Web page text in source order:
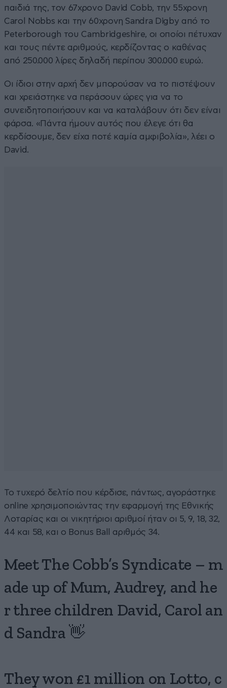
παιδιά της, τον 67χρονο David Cobb, την 55χρονη
Carol Nobbs και την 60χρονη Sandra Digby από το
Peterborough του Cambridgeshire, οι οποίοι πέτυχαν
και τους πέντε αριθμούς, κερδίζοντας ο καθένας
από 250.000 λίρες δηλαδή περίπου 300.000 ευρώ.
Οι ίδιοι στην αρχή δεν μπορούσαν να το πιστέψουν
και χρειάστηκε να περάσουν ώρες για να το
συνειδητοποιήσουν και να καταλάβουν ότι δεν είναι
φάρσα. «Πάντα ήμουν αυτός που έλεγε ότι θα
κερδίσουμε, δεν είχα ποτέ καμία αμφιβολία», λέει ο
David.
Το τυχερό δελτίο που κέρδισε, πάντως, αγοράστηκε
online χρησιμοποιώντας την εφαρμογή της Εθνικής
Λοταρίας και οι νικητήριοι αριθμοί ήταν οι 5, 9, 18, 32,
44 και 58, και ο Bonus Ball αριθμός 34.
Meet The Cobb’s Syndicate – m
ade up of Mum, Audrey, and he
r three children David, Carol an
d Sandra 👋
They won £1 million on Lotto, c